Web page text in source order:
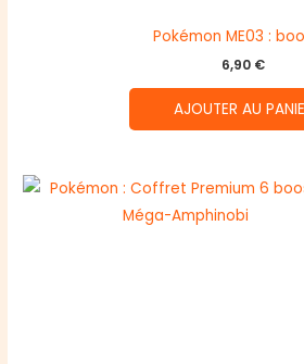
Pokémon ME03 :
6,90 €
AJOUTER AU